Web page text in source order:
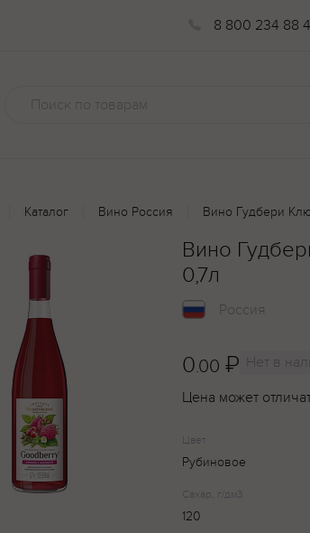
8 800 234 88
Каталог Вино Россия Вино Гудбери
Вино
0,7л
Россия
0.00 ₽ Нет в
Цена может
Цвет
Рубиновое
Сахар, г/дм3
120